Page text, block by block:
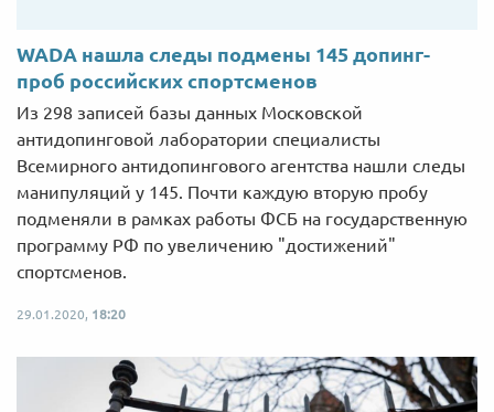
WADA нашла следы подмены 145 допинг-
проб российских спортсменов
Из 298 записей базы данных Московской
антидопинговой лаборатории специалисты
Всемирного антидопингового агентства нашли следы
манипуляций у 145. Почти каждую вторую пробу
подменяли в рамках работы ФСБ на государственную
программу РФ по увеличению "достижений"
спортсменов.
29.01.2020, 18:20